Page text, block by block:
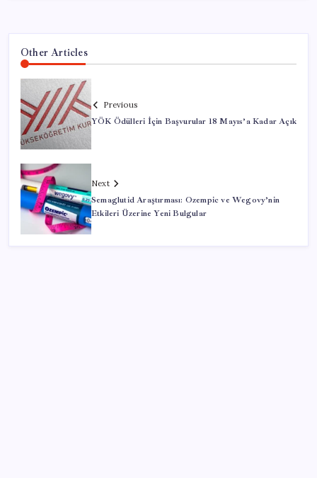
Other Articles
Previous
YÖK Ödülleri İçin Başvurular 18 Mayıs’a Kadar Açık
Next
Semaglutid Araştırması: Ozempic ve Wegovy’nin
Etkileri Üzerine Yeni Bulgular